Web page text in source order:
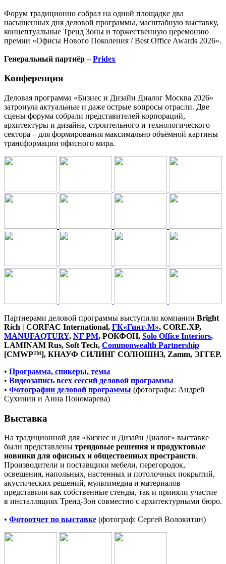
Форум традиционно собрал на одной площадке два
насыщенных дня деловой программы, масштабную выставку,
концептуальные Тренд Зоны и торжественную церемонию
премии «Офисы Нового Поколения / Best Office Awards 2026».
Генеральный партнёр –Pridex
Конференция
Деловая программа «Бизнес и Дизайн Диалог Москва 2026»
затронула актуальные и даже острые вопросы отрасли. Две
сцены форума собрали представителей корпораций,
архитектуры и дизайна, строительного и технологического
сектора – для формирования максимально объёмной картины
трансформации офисного мира.
Партнерами деловой программы выступили компании Bright
Rich | CORFAC International, ГК«Гинт-М», CORE.XP,
MANUFAQTURY, NF PM, РОКФОН, Solo Office Interiors,
LAMINAM Rus, Soft Tech, Commonwealth Partnership
[CMWP™], КНАУФ СИЛИНГ СОЛЮШНЗ, Zamm, ЭГГЕР.
• Программа, спикеры, темы
• Видеозапись всех сессий деловой программы
• Фотографии деловой программы (фотографы: Андрей
Сухинин и Анна Пономарева)
Выставка
На традиционной для «Бизнес и Дизайн Диалог» выставке
были представлены трендовые решения и продуктовые
новинки для офисных и общественных пространств.
Производители и поставщики мебели, перегородок,
освещения, напольных, настенных и потолочных покрытий,
акустических решений, мультимедиа и материалов
представили как собственные стенды, так и приняли участие
в инсталляциях Тренд-Зон совместно с архитектурными бюро.
• Фотоотчет по выставке (фотограф: Сергей Волокитин)